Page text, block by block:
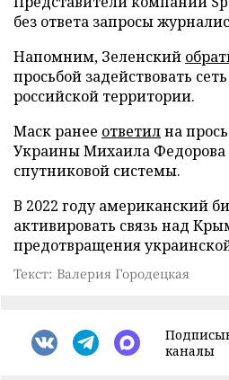
без ответа запросы
Напомним, Зеленский
просьбой задействовать
российской территории.
Маск ранее ответилна
Украины Михаила Федорова
спутниковой системы.
В 2022 году американский
активировать связь над
предотвращения
Текст: Валерия Городецкая
каналы